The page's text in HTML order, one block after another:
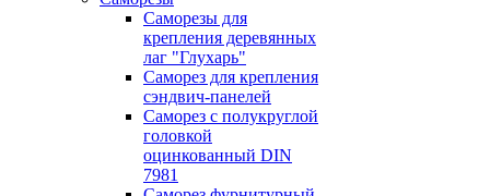
Саморезы для
крепления деревянных
лаг "Глухарь"
Саморез для крепления
сэндвич-панелей
Саморез с полукруглой
головкой
оцинкованный DIN
7981